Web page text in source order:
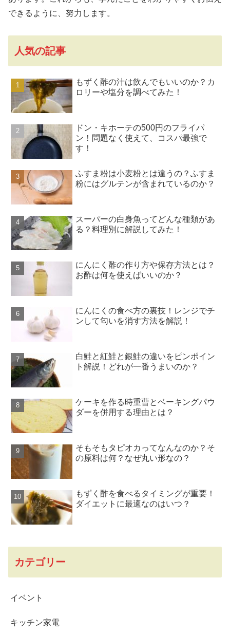
できるように、努力します。
人気の記事
もずく酢の汁は飲んでもいいのか？カ
ロリーや塩分を調べてみた！
ドン・キホーテの500円のフライパ
ン！問題なく使えて、コスパ最強で
す！
ふすま粉は小麦粉とは違うの？ふすま
粉にはグルテンが含まれているのか？
スーパーの白身魚ってどんな種類があ
る？料理別に解説してみた！
にんにく酢の作り方や保存方法とは？
お酢は何を使えばいいのか？
にんにくの食べ方の裏技！レンジでチ
ンして匂いを消す方法を解説！
白鮭と紅鮭と銀鮭の違いをピンポイン
ト解説！どれが一番うまいのか？
ケーキを作る時重曹とベーキングパウ
ダーを併用する理由とは？
そもそもタピオカってなんなのか？そ
の原料は何？なぜ丸い形なの？
もずく酢を食べるタイミングが重要！
ダイエットに最適なのはいつ？
カテゴリー
イベント
キッチン家電